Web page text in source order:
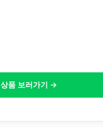
상품 보러가기 →